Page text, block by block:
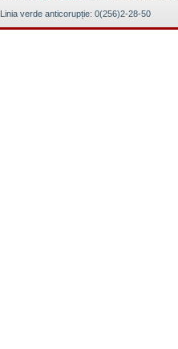
Linia verde anticorupție: 0(256)2-28-50